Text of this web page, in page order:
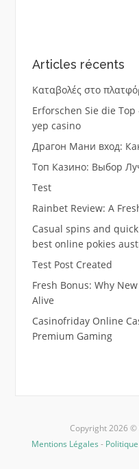
Articles récents
Καταβολές στο
Erforschen Sie die
yep casino
Драгон Мани вход:
Топ Казино: Выбор
Test
Rainbet Review: A
Casual spins and
best online pokies
Test Post Created
Fresh Bonus: Why
Alive
Casinofriday Online
Premium Gaming
Copyright 2026 ©
Mentions Légales -